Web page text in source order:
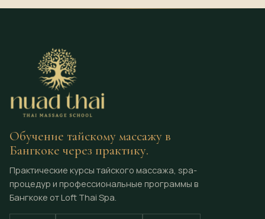
Обучение тайскому массажу в
Бангкоке через практику.
Практические курсы тайского массажа, spa-
процедур и профессиональные программы в
Бангкоке от Loft Thai Spa.